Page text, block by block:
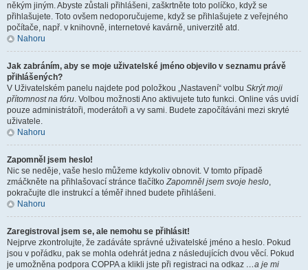
někým jiným. Abyste zůstali přihlášeni, zaškrtněte toto políčko, když se
přihlašujete. Toto ovšem nedoporučujeme, když se přihlašujete z veřejného
počítače, např. v knihovně, internetové kavárně, univerzitě atd.
Nahoru
Jak zabráním, aby se moje uživatelské jméno objevilo v seznamu právě
přihlášených?
V Uživatelském panelu najdete pod položkou „Nastavení“ volbu Skrýt moji
přítomnost na fóru. Volbou možnosti Ano aktivujete tuto funkci. Online vás uvidí
pouze administrátoři, moderátoři a vy sami. Budete započítáváni mezi skryté
uživatele.
Nahoru
Zapomněl jsem heslo!
Nic se neděje, vaše heslo můžeme kdykoliv obnovit. V tomto případě
zmáčkněte na přihlašovací stránce tlačítkoZapomněl jsem svoje heslo,
pokračujte dle instrukcí a téměř ihned budete přihlášeni.
Nahoru
Zaregistroval jsem se, ale nemohu se přihlásit!
Nejprve zkontrolujte, že zadáváte správné uživatelské jméno a heslo. Pokud
jsou v pořádku, pak se mohla odehrát jedna z následujících dvou věcí. Pokud
je umožněna podpora COPPA a klikli jste při registraci na odkaz …a je mi